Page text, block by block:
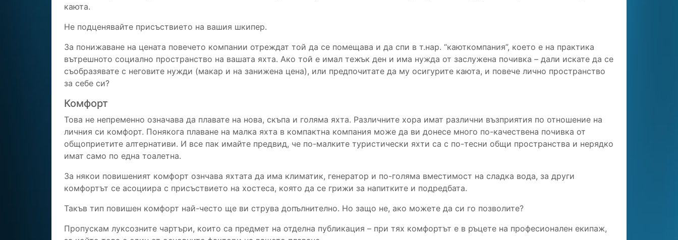
каюта.
Не подценявайте присъствието на вашия шкипер.
За понижаване на цената повечето компании отреждат той да се помещава и да спи в т.нар. “каюткомпания”, което е на практика
вътрешното социално пространство на вашата яхта. Ако той е имал тежък ден и има нужда от заслужена почивка – дали искате да се
съобразявате с неговите нужди (макар и на занижена цена), или предпочитате да му осигурите каюта, и повече лично пространство
за себе си?
Комфорт
Това не непременно означава да плавате на нова, скъпа и голяма яхта. Различните хора имат различни възприятия по отношение на
личния си комфорт. Понякога плаване на малка яхта в компактна компания може да ви донесе много по-качествена почивка от
общоприетите алтернативи. И все пак имайте предвид, че по-малките туристически яхти са с по-тесни общи пространства и нерядко
имат само по една тоалетна.
За някои повишеният комфорт ознчава яхтата да има климатик, генератор и по-голяма вместимост на сладка вода, за други
комфортът се асоциира с присъствието на хостеса, която да се грижи за напитките и подредбата.
Такъв тип повишен комфорт най-често ще ви струва допълнително. Но защо не, ако можете да си го позволите?
Пропускам луксозните чартъри, които са предмет на отделна публикация – при тях комфортът е в ръцете на професионален екипаж,